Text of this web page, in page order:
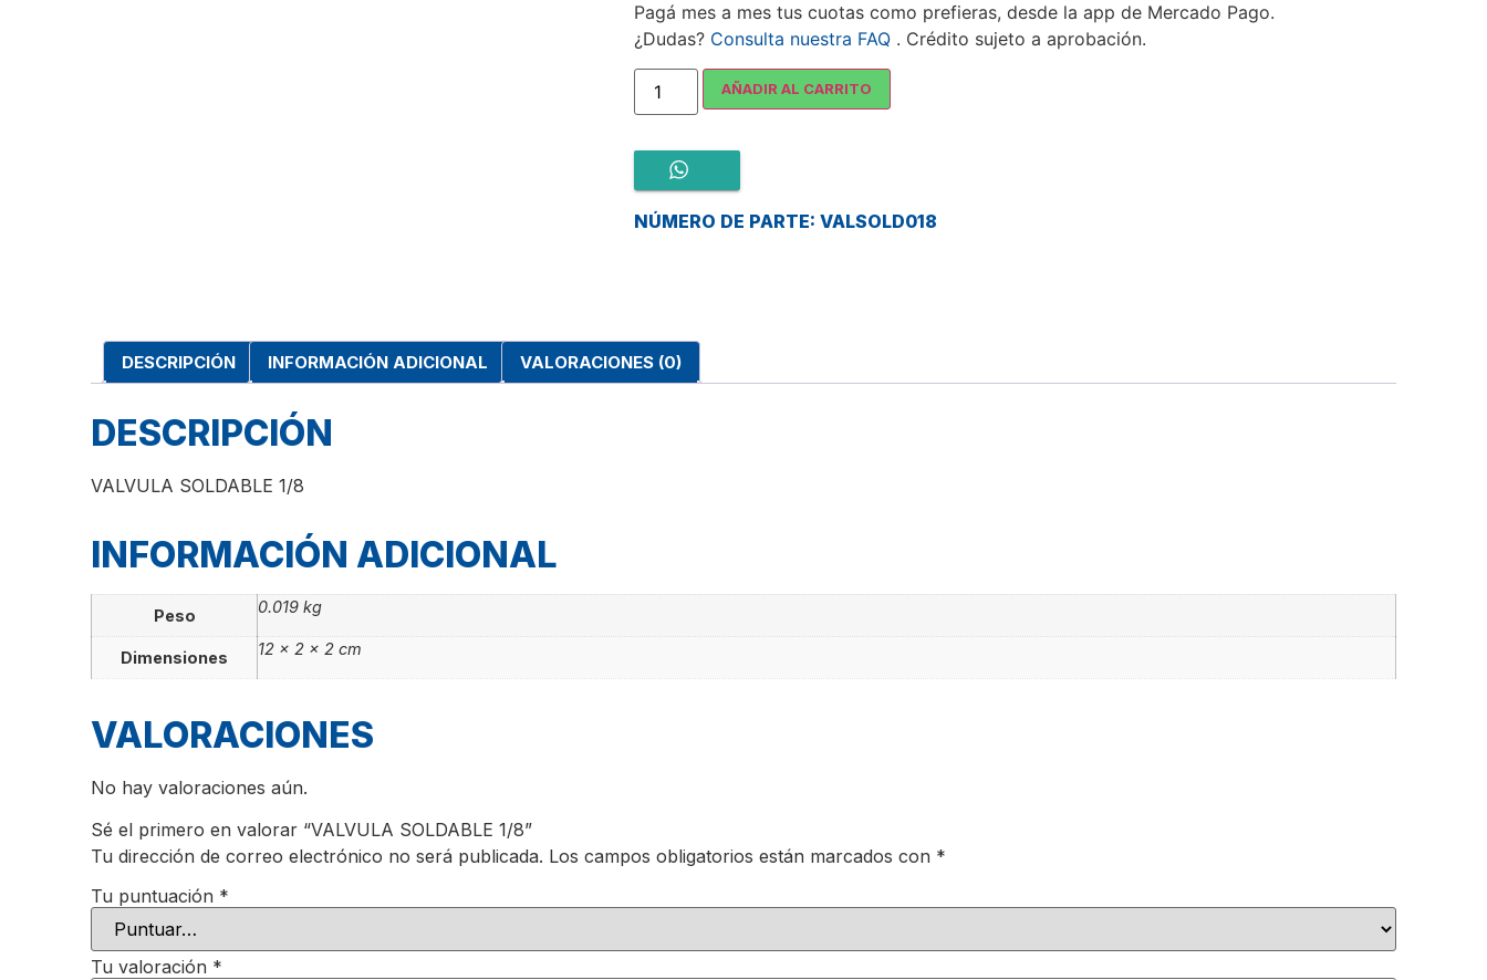
Pagá mes a mes tus cuotas como prefieras, desde la app de Mercado Pago.
¿Dudas? Consulta nuestra FAQ. Crédito sujeto a aprobación.
AÑADIR AL CARRITO
NÚMERO DE PARTE: VALSOLD018
DESCRIPCIÓN INFORMACIÓN ADICIONAL VALORACIONES (0)
DESCRIPCIÓN
VALVULA SOLDABLE 1/8
INFORMACIÓN ADICIONAL
Peso 0.019 kg
Dimensiones 12 × 2 × 2 cm
VALORACIONES
No hay valoraciones aún.
Sé el primero en valorar “VALVULA SOLDABLE 1/8”
Tu dirección de correo electrónico no será publicada. Los campos obligatorios están marcados con *
Tu puntuación *
Tu valoración *